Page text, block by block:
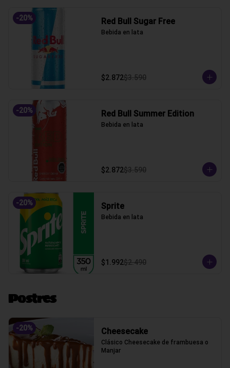
-20% Red Bull Sugar Free
Bebida en lata
$2.872$3.590
-20% Red Bull Summer Edition
Bebida en lata
$2.872$3.590
-20% Sprite
Bebida en lata
$1.992$2.490
Postres
-20% Cheesecake
Clásico Cheesecake de frambuesa o
Manjar